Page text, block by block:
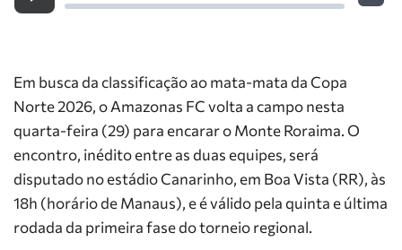
Em busca da classificação ao mata-mata da Copa
Norte 2026, o Amazonas FC volta a campo nesta
quarta-feira (29) para encarar o Monte Roraima. O
encontro, inédito entre as duas equipes, será
disputado no estádio Canarinho, em Boa Vista (RR), às
18h (horário de Manaus), e é válido pela quinta e última
rodada da primeira fase do torneio regional.